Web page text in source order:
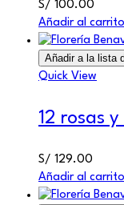
S/ 100.00
Añadir al carrito
Añadir a la lista
Quick View
12 rosas
S/ 129.00
Añadir al carrito